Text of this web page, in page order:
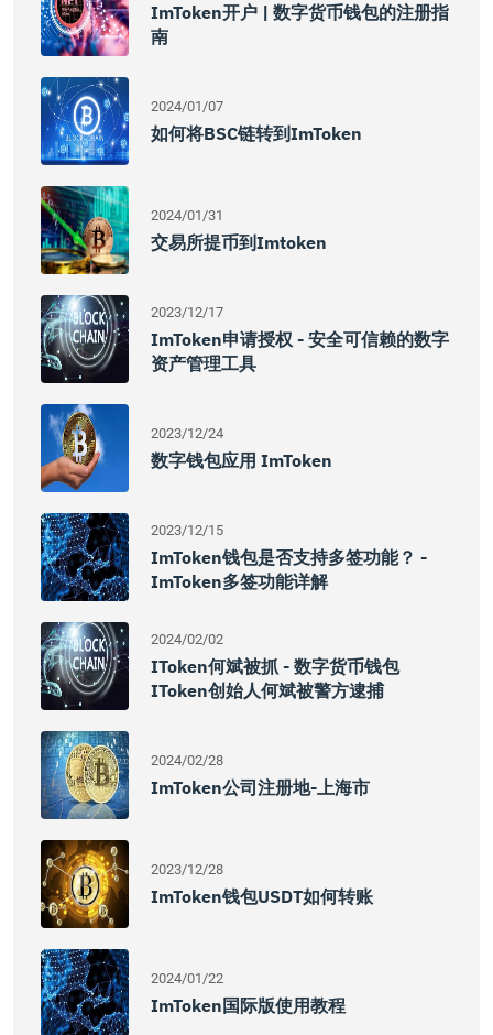
ImToken开户 | 数字货币钱包的注册指
南
2024/01/07
如何将BSC链转到imToken
2024/01/31
交易所提币到Imtoken
2023/12/17
ImToken申请授权 - 安全可信赖的数字
资产管理工具
2023/12/24
数字钱包应用 ImToken
2023/12/15
ImToken钱包是否支持多签功能？ -
ImToken多签功能详解
2024/02/02
IToken何斌被抓 - 数字货币钱包
IToken创始人何斌被警方逮捕
2024/02/28
ImToken公司注册地-上海市
2023/12/28
ImToken钱包USDT如何转账
2024/01/22
ImToken国际版使用教程